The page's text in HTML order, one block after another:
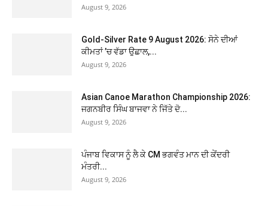
August 9, 2026
Gold-Silver Rate 9 August 2026: ਸੋਨੇ ਦੀਆਂ
ਕੀਮਤਾਂ ’ਚ ਵੱਡਾ ਉਛਾਲ,...
August 9, 2026
Asian Canoe Marathon Championship 2026:
ਜਗਨਬੀਰ ਸਿੰਘ ਬਾਜਵਾ ਨੇ ਜਿੱਤੇ ਦੋ...
August 9, 2026
ਪੰਜਾਬ ਵਿਕਾਸ ਨੂੰ ਲੈ ਕੇ CM ਭਗਵੰਤ ਮਾਨ ਦੀ ਕੇਂਦਰੀ
ਮੰਤਰੀ...
August 9, 2026